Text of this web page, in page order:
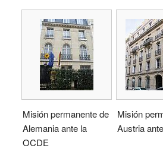
Misión permanente de
Alemania ante la
OCDE
Misión
Austria